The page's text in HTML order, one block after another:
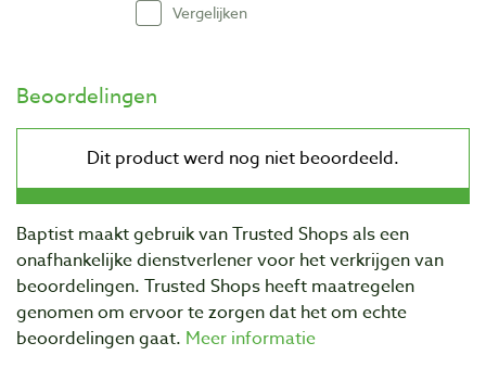
Vergelijken
Beoordelingen
Baptist maakt gebruik van Trusted Shops als een
onafhankelijke dienstverlener voor het verkrijgen van
beoordelingen. Trusted Shops heeft maatregelen
genomen om ervoor te zorgen dat het om echte
beoordelingen gaat. Meer informatie